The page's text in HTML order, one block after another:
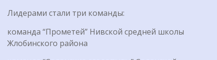
Лидерами стали три команды:
команда “Прометей” Нивской средней школы
Жлобинского района